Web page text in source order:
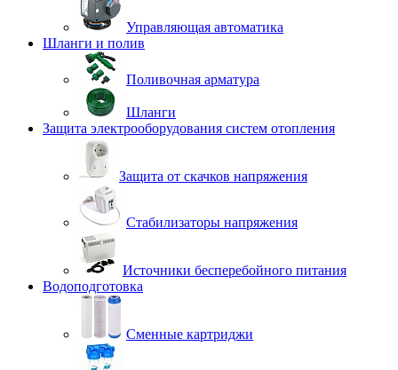
Управляющая автоматика
Шланги и полив
Поливочная арматура
Шланги
Защита электрооборудования систем отопления
Защита от скачков напряжения
Стабилизаторы напряжения
Источники бесперебойного питания
Водоподготовка
Сменные картриджи